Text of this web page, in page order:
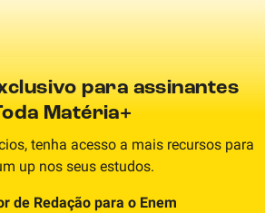
para assinantes
Matéria+
tenha acesso a mais recursos para
up nos seus estudos.
de Redação para o Enem